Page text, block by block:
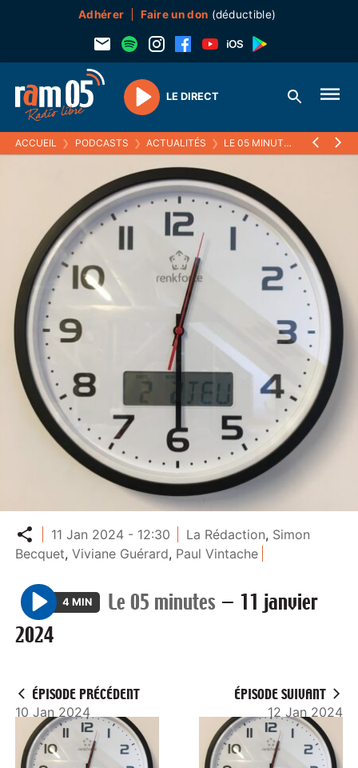
Adhérer Faire un don (déductible)
Play
LE DIRECT
ACCUEIL ❯ PODCASTS ❯ ACTUALITÉS ❯ LE 05 MINUTES 11
Partager
11 Jan 2024 - 12:30 La Rédaction, Simon
Becquet,Viviane Guérard, Paul Vintache
P
l
4 MIN Le 05 minutes — 11 janvier
2024
ÉPISODE PRÉCÉDENT
10 Jan 2024
ÉPISODE SUIVANT
12 Jan 2024